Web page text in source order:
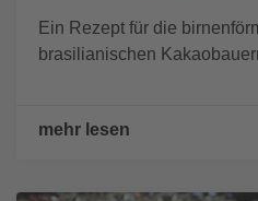
Ein Rezept für die
brasilianischen
mehr lesen